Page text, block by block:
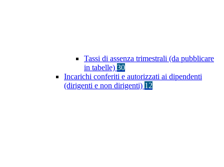
Tassi di assenza trimestrali (da pubblicare
in tabelle) 30
Incarichi conferiti e autorizzati ai dipendenti
(dirigenti e non dirigenti) 12